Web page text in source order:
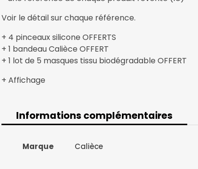
Voir le détail sur chaque référence.
+ 4 pinceaux silicone OFFERTS
+ 1 bandeau Calièce OFFERT
+ 1 lot de 5 masques tissu biodégradable OFFERT
+ Affichage
Informations complémentaires
Informations complémentaires
Marque Calièce